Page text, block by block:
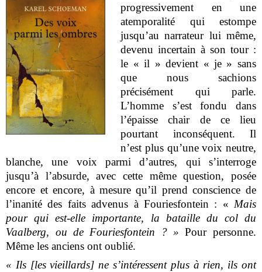
progressivement en une
atemporalité qui estompe
jusqu’au narrateur lui même,
devenu incertain à son tour :
le « il » devient « je » sans
que nous sachions
précisément qui parle.
L’homme s’est fondu dans
l’épaisse chair de ce lieu
pourtant inconséquent. Il
n’est plus qu’une voix neutre,
blanche, une voix parmi d’autres, qui s’interroge
jusqu’à l’absurde, avec cette même question, posée
encore et encore, à mesure qu’il prend conscience de
l’inanité des faits advenus à Fouriesfontein : « Mais
pour qui est-elle importante, la bataille du col du
Vaalberg, ou de Fouriesfontein ? » Pour personne.
Même les anciens ont oublié.
« Ils [les vieillards] ne s’intéressent plus à rien, ils ont